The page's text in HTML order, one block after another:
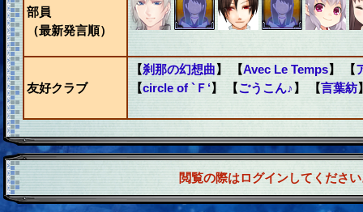
部員
（最新発言順）
友好クラブ
【刹那の幻想曲】 【Avec Le Temps】 【
【circle of `Ｆ‘】 【ごうこん♪ 】 【言葉紡
閲覧の際はログインしてくださ